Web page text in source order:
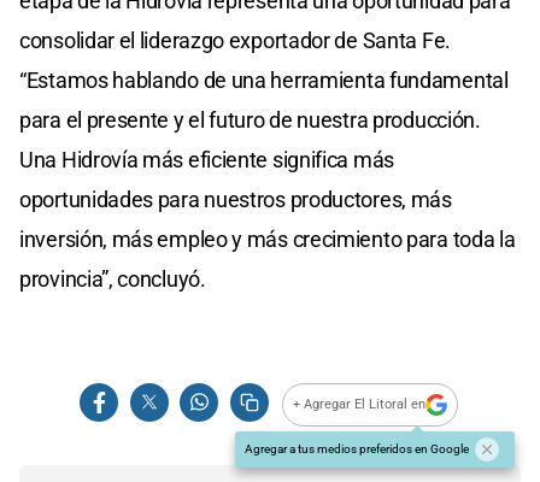
consolidar el liderazgo exportador de Santa Fe.
“Estamos hablando de una herramienta fundamental
para el presente y el futuro de nuestra producción.
Una Hidrovía más eficiente significa más
oportunidades para nuestros productores, más
inversión, más empleo y más crecimiento para toda la
provincia”, concluyó.
+ Agregar El Litoral en
Agregar a tus medios preferidos en Google